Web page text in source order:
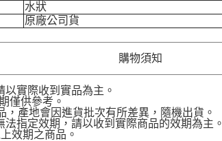
水狀
原廠公司貨
購物須知
實際收到實品為主。
僅供參考。
產地會因進貨批次有所差異，隨機出貨。
指定效期，請以收到實際商品的效期為主。
效期之商品。